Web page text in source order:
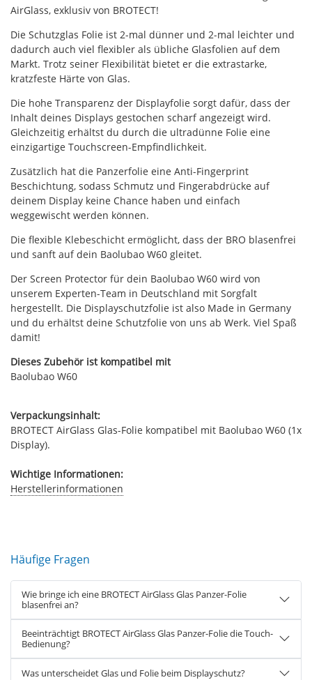
AirGlass, exklusiv von BROTECT!
Die Schutzglas Folie ist 2-mal dünner und 2-mal leichter und
dadurch auch viel flexibler als übliche Glasfolien auf dem
Markt. Trotz seiner Flexibilität bietet er die extrastarke,
kratzfeste Härte von Glas.
Die hohe Transparenz der Displayfolie sorgt dafür, dass der
Inhalt deines Displays gestochen scharf angezeigt wird.
Gleichzeitig erhältst du durch die ultradünne Folie eine
einzigartige Touchscreen-Empfindlichkeit.
Zusätzlich hat die Panzerfolie eine Anti-Fingerprint
Beschichtung, sodass Schmutz und Fingerabdrücke auf
deinem Display keine Chance haben und einfach
weggewischt werden können.
Die flexible Klebeschicht ermöglicht, dass der BRO blasenfrei
und sanft auf dein Baolubao W60 gleitet.
Der Screen Protector für dein Baolubao W60 wird von
unserem Experten-Team in Deutschland mit Sorgfalt
hergestellt. Die Displayschutzfolie ist also Made in Germany
und du erhältst deine Schutzfolie von uns ab Werk. Viel Spaß
damit!
Dieses Zubehör ist kompatibel mit
Baolubao W60
Verpackungsinhalt:
BROTECT AirGlass Glas-Folie kompatibel mit Baolubao W60 (1x
Display).
Wichtige Informationen:
Herstellerinformationen
Häufige Fragen
Wie bringe ich eine BROTECT AirGlass Glas Panzer-Folie
blasenfrei an?
Beeinträchtigt BROTECT AirGlass Glas Panzer-Folie die Touch-
Bedienung?
Was unterscheidet Glas und Folie beim Displayschutz?